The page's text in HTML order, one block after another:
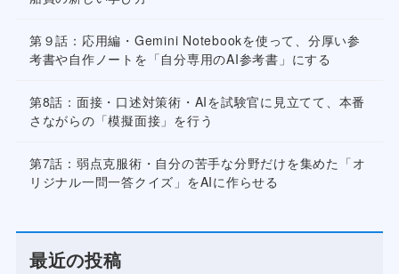
第９話：応用編・Gemini Notebookを使って、分厚い参
考書や自作ノートを「自分専用のAI参考書」にする
第8話：面接・口述対策術・AIを試験官に見立てて、本番
さながらの「模擬面接」を行う
第7話：弱点克服術・自分の苦手な分野だけを集めた「オ
リジナル一問一答クイズ」をAIに作らせる
最近の投稿